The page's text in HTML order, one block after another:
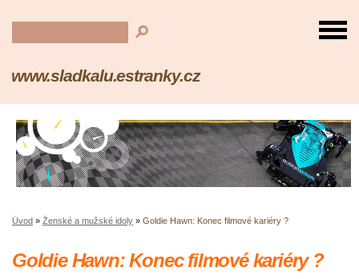
www.sladkalu.estranky.cz
Úvod » Ženské a mužské idoly » Goldie Hawn: Konec filmové kariéry ?
Goldie Hawn: Konec filmové kariéry ?